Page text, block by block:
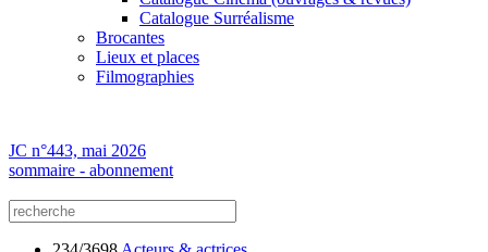
Catalogue Surréalisme
Brocantes
Lieux et places
Filmographies
JC n°443, mai 2026
sommaire - abonnement